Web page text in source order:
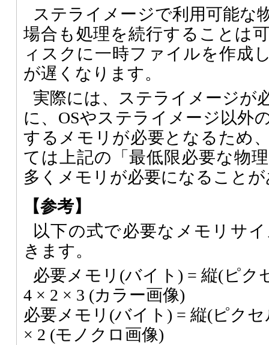
ステライメージで利用可能な
場合も処理を続行することは
ィスクに一時ファイルを作成
が遅くなります。
実際には、ステライメージが
に、OSやステライメージ以外
するメモリが必要となるため
ては上記の「最低限必要な物
多くメモリが必要になること
【参考】
以下の式で必要なメモリサ
きます。
必要メモリ(バイト) = 縦(ピク
4 × 2 × 3 (カラー画像)
必要メモリ(バイト) = 縦(ピク
× 2 (モノクロ画像)